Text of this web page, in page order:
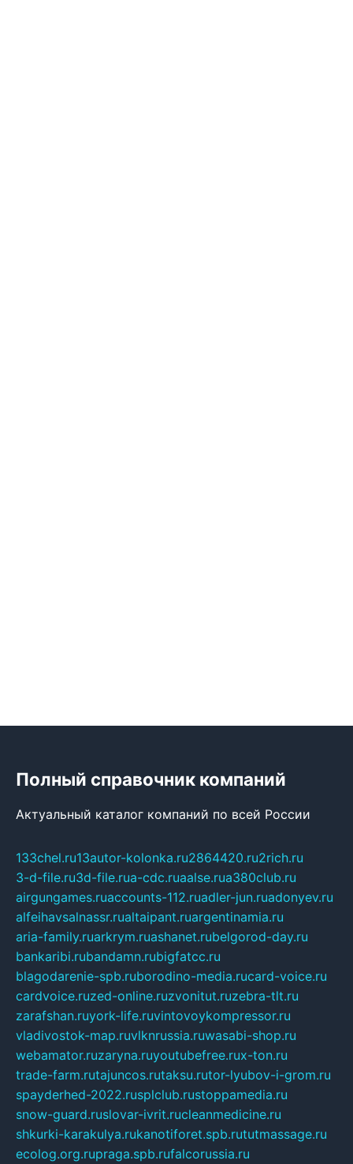
Полный справочник компаний
Актуальный каталог компаний по всей России
133chel.ru13autor-kolonka.ru2864420.ru2rich.ru
3-d-file.ru3d-file.rua-cdc.ruaalse.rua380club.ru
airgungames.ruaccounts-112.ruadler-jun.ruadonyev.ru
alfeihavsalnassr.rualtaipant.ruargentinamia.ru
aria-family.ruarkrym.ruashanet.rubelgorod-day.ru
bankaribi.rubandamn.rubigfatcc.ru
blagodarenie-spb.ruborodino-media.rucard-voice.ru
cardvoice.ruzed-online.ruzvonitut.ruzebra-tlt.ru
zarafshan.ruyork-life.ruvintovoykompressor.ru
vladivostok-map.ruvlknrussia.ruwasabi-shop.ru
webamator.ruzaryna.ruyoutubefree.rux-ton.ru
trade-farm.rutajuncos.rutaksu.rutor-lyubov-i-grom.ru
spayderhed-2022.rusplclub.rustoppamedia.ru
snow-guard.ruslovar-ivrit.rucleanmedicine.ru
shkurki-karakulya.rukanotiforet.spb.rututmassage.ru
ecolog.org.rupraga.spb.rufalcorussia.ru